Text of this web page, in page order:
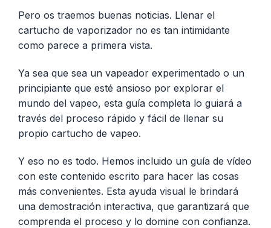
Pero os traemos buenas noticias. Llenar el
cartucho de vaporizador no es tan intimidante
como parece a primera vista.
Ya sea que sea un vapeador experimentado o un
principiante que esté ansioso por explorar el
mundo del vapeo, esta guía completa lo guiará a
través del proceso rápido y fácil de llenar su
propio cartucho de vapeo.
Y eso no es todo. Hemos incluido un guía de vídeo
con este contenido escrito para hacer las cosas
más convenientes. Esta ayuda visual le brindará
una demostración interactiva, que garantizará que
comprenda el proceso y lo domine con confianza.